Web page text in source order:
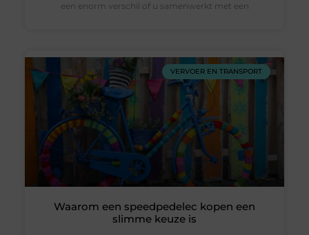
een enorm verschil of u samenwerkt met een
VERVOER EN TRANSPORT
Waarom een speedpedelec kopen een
slimme keuze is